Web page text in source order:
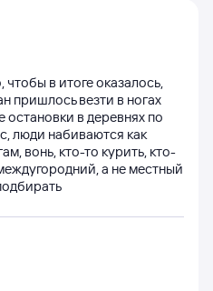
в итоге оказалось,
пришлось везти в ногах
остановки в деревнях по
люди набиваются как
вонь, кто-то курить, кто-
а не местный